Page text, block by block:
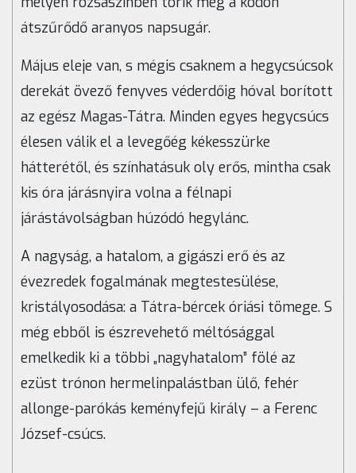
átszűrődő aranyos napsugár.
Május eleje van, s mégis csaknem a hegycsúcsok
derekát övező fenyves véderdőig hóval borított
az egész Magas-Tátra. Minden egyes hegycsúcs
élesen válik el a levegőég kékesszürke
hátterétől, és színhatásuk oly erős, mintha csak
kis óra járásnyira volna a félnapi
járástávolságban húzódó hegylánc.
A nagyság, a hatalom, a gigászi erő és az
évezredek fogalmának megtestesülése,
kristályosodása: a Tátra-bércek óriási tömege. S
még ebből is észrevehető méltósággal
emelkedik ki a többi „nagyhatalom” fölé az
ezüst trónon hermelinpalástban ülő, fehér
allonge-parókás keményfejű király – a Ferenc
József-csúcs.